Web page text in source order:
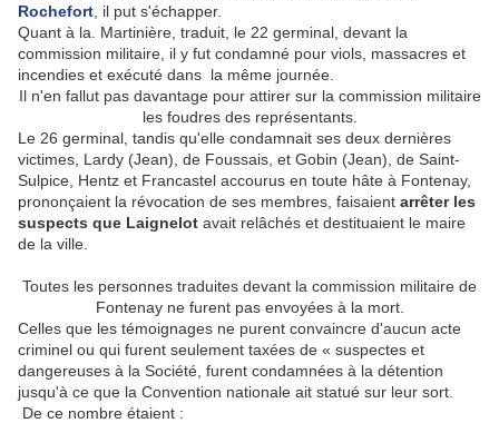
Rochefort , il put s'échapper.
Quant à la. Martinière, traduit, le 22 germinal, devant la
commission militaire, il y fut con­damné pour viols, massacres et
incendies et exécuté dans la même journée.
Il n'en fallut pas davantage pour attirer sur la commission militaire
les foudres des représentants.
Le 26 germinal, tandis qu'elle condamnait ses deux dernières
victimes, Lardy (Jean), de Foussais, et Gobin (Jean), de Saint-
Sulpice, Hentz et Francastel accourus en toute hâte à Fontenay,
prononçaient la révocation de ses membres, faisaient arrêter les
suspects que Laignelot avait relâchés et destituaient le maire
de la ville.
Toutes les personnes traduites devant la commission militaire de
Fontenay ne furent pas envoyées à la mort.
Celles que les témoignages ne purent convaincre d'aucun acte
criminel ou qui furent seulement taxées de « suspectes et
dangereuses à la Société, furent condamnées à la déten­tion
jusqu'à ce que la Convention nationale ait statué sur leur sort.
De ce nombre étaient :